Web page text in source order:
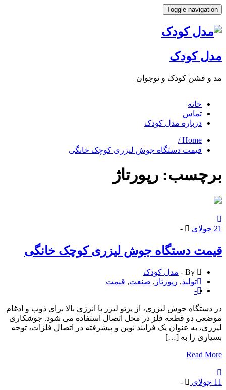
Toggle
کودک
فشن کودک و نوجوان
خانه
تماس
درباره مدل کودک
Home /
قیمت دستگاه جوش لیزری کوچک خانگی
رپورتاژ
-
دستگاه جوش لیزری کوچک خانگی
مدل کودک
تولید,رپورتاژ,صنعت,قیمت
جوش لیزری، از پرتو لیزر با انرژی بالا برای ذوب و ادغام
دو قطعه فلز در محل اتصال استفاده می شود. جوشکاری
به عنوان یک فرایند نوین و پیشرفته در اتصال فلزات، توجه
را به […]
Read
-